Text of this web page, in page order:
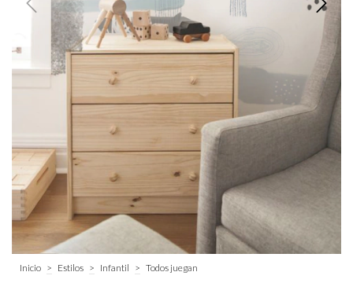
Inicio > Estilos > Infantil > Todos juegan